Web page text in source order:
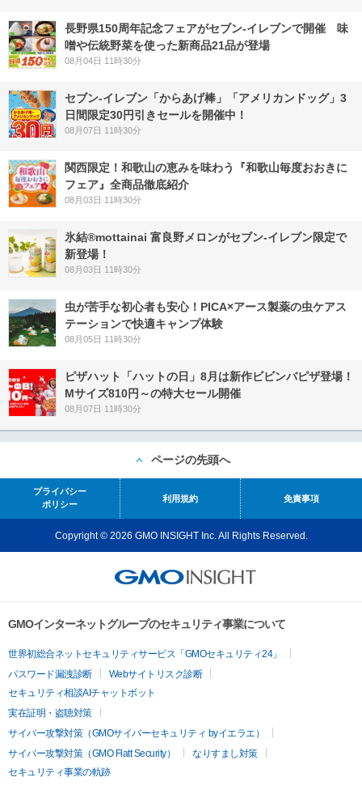
長野県150周年記念フェアがセブン-イレブンで開催 味
噌や伝統野菜を使った新商品21品が登場
08月04日 11時30分
セブン‐イレブン「からあげ棒」「アメリカンドッグ」3
日間限定30円引きセールを開催中！
08月07日 11時30分
関西限定！和歌山の恵みを味わう『和歌山毎度おおきに
フェア』全商品徹底紹介
08月03日 11時30分
氷結®mottainai 富良野メロンがセブン‐イレブン限定で
新登場！
08月03日 11時30分
虫が苦手な初心者も安心！PICA×アース製薬の虫ケアス
テーションで快適キャンプ体験
08月05日 11時30分
ピザハット「ハットの日」8月は新作ビビンバピザ登場！
Mサイズ810円～の特大セール開催
08月07日 11時30分
ページの先頭へ
プライバシー
ポリシー
利用規約 免責事項
Copyright © 2026 GMO INSIGHT Inc. All Rights Reserved.
GMOインターネットグループのセキュリティ事業について
世界初総合ネットセキュリティサービス「GMOセキュリティ24」
パスワード漏洩診断
Webサイトリスク診断
セキュリティ相談AIチャットボット
実在証明・盗聴対策
サイバー攻撃対策（GMOサイバーセキュリティ byイエラエ）
サイバー攻撃対策（GMO Flatt Security）
なりすまし対策
セキュリティ事業の軌跡